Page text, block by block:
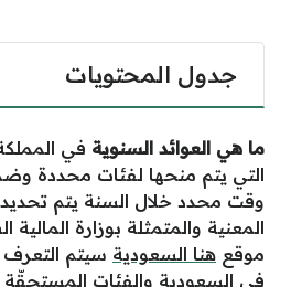
جدول المحتويات
ما هي العوائد السنوية في
التي يتم منحها لفئات محددة
وقت محدد خلال السنة يتم
المعنية والمتمثلة بوزارة المالية
موقع هنا السعودية سيتم التعرف
في السعودية والفئات المستحقّة